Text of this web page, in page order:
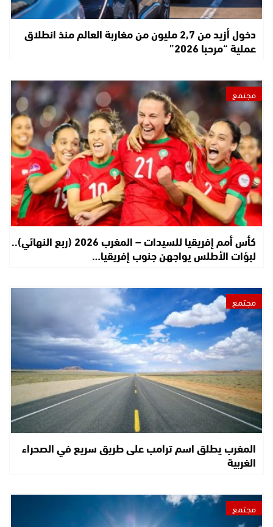
دخول أزيد من 2,7 مليون من مغاربة العالم منذ انطلاق
عملية “مرحبا 2026”
مجتمع
كأس أمم إفريقيا للسيدات – المغرب 2026 (ربع النهائي)..
لبؤات الأطلس يواجهن جنوب إفريقيا…
مجتمع
المغرب يطلق اسم ترامب على طريق سريع في الصحراء
الغربية
مجتمع